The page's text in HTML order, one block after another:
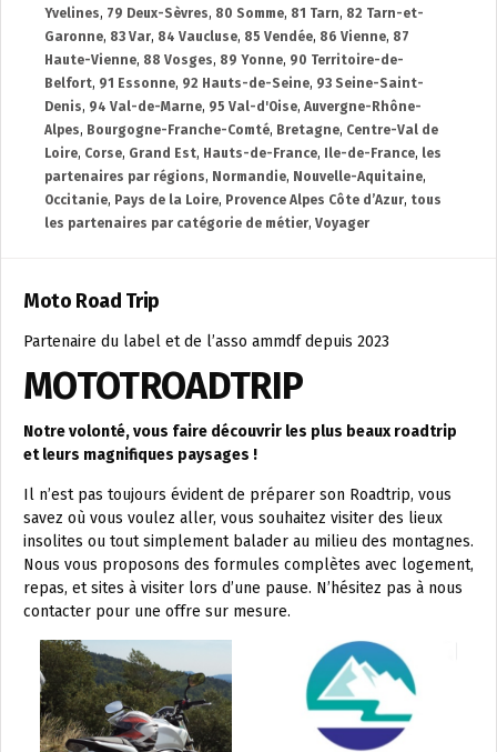
Yvelines, 79 Deux-Sèvres, 80 Somme, 81 Tarn, 82 Tarn-et-
Garonne, 83 Var, 84 Vaucluse, 85 Vendée, 86 Vienne, 87
Haute-Vienne, 88 Vosges, 89 Yonne, 90 Territoire-de-
Belfort, 91 Essonne, 92 Hauts-de-Seine, 93 Seine-Saint-
Denis, 94 Val-de-Marne, 95 Val-d'Oise, Auvergne-Rhône-
Alpes, Bourgogne-Franche-Comté, Bretagne, Centre-Val de
Loire, Corse, Grand Est, Hauts-de-France, Ile-de-France, les
partenaires par régions, Normandie, Nouvelle-Aquitaine,
Occitanie, Pays de la Loire, Provence Alpes Côte d’Azur, tous
les partenaires par catégorie de métier, Voyager
Moto Road Trip
Partenaire du label et de l’asso ammdf depuis 2023
MOTOTROADTRIP
Notre volonté, vous faire découvrir les plus beaux roadtrip
et leurs magnifiques paysages !
Il n’est pas toujours évident de préparer son Roadtrip, vous
savez où vous voulez aller, vous souhaitez visiter des lieux
insolites ou tout simplement balader au milieu des montagnes.
Nous vous proposons des formules complètes avec logement,
repas, et sites à visiter lors d’une pause. N’hésitez pas à nous
contacter pour une offre sur mesure.